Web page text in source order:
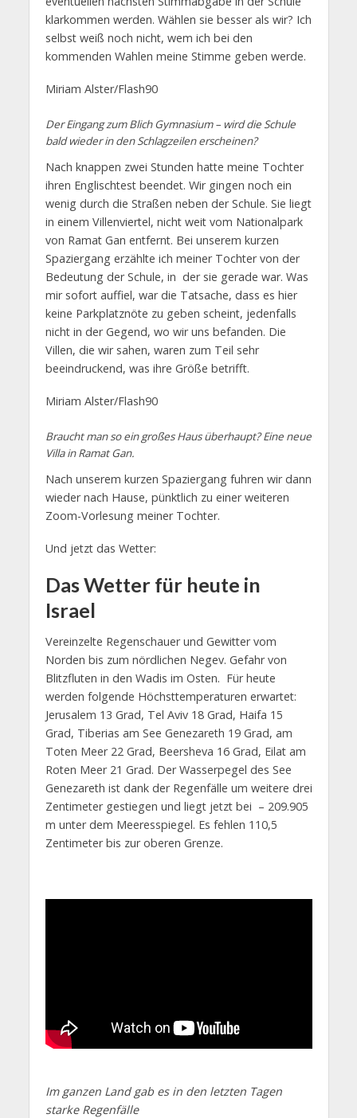
klarkommen werden. Wählen sie besser als wir? Ich
selbst weiß noch nicht, wem ich bei den
kommenden Wahlen meine Stimme geben werde.
Miriam Alster/Flash90
Der Eingang zum Blich Gymnasium – wird die Schule
bald wieder in den Schlagzeilen erscheinen?
Nach knappen zwei Stunden hatte meine Tochter
ihren Englischtest beendet. Wir gingen noch ein
wenig durch die Straßen neben der Schule. Sie liegt
in einem Villenviertel, nicht weit vom Nationalpark
von Ramat Gan entfernt. Bei unserem kurzen
Spaziergang erzählte ich meiner Tochter von der
Bedeutung der Schule, in der sie gerade war. Was
mir sofort auffiel, war die Tatsache, dass es hier
keine Parkplatznöte zu geben scheint, jedenfalls
nicht in der Gegend, wo wir uns befanden. Die
Villen, die wir sahen, waren zum Teil sehr
beeindruckend, was ihre Größe betrifft.
Miriam Alster/Flash90
Braucht man so ein großes Haus überhaupt? Eine neue
Villa in Ramat Gan.
Nach unserem kurzen Spaziergang fuhren wir dann
wieder nach Hause, pünktlich zu einer weiteren
Zoom-Vorlesung meiner Tochter.
Und jetzt das Wetter:
Das Wetter für heute in
Israel
Vereinzelte Regenschauer und Gewitter vom
Norden bis zum nördlichen Negev. Gefahr von
Blitzfluten in den Wadis im Osten. Für heute
werden folgende Höchsttemperaturen erwartet:
Jerusalem 13 Grad, Tel Aviv 18 Grad, Haifa 15
Grad, Tiberias am See Genezareth 19 Grad, am
Toten Meer 22 Grad, Beersheva 16 Grad, Eilat am
Roten Meer 21 Grad. Der Wasserpegel des See
Genezareth ist dank der Regenfälle um weitere drei
Zentimeter gestiegen und liegt jetzt bei – 209.905
m unter dem Meeresspiegel. Es fehlen 110,5
Zentimeter bis zur oberen Grenze.
Im ganzen Land gab es in den letzten Tagen
starke Regenfälle